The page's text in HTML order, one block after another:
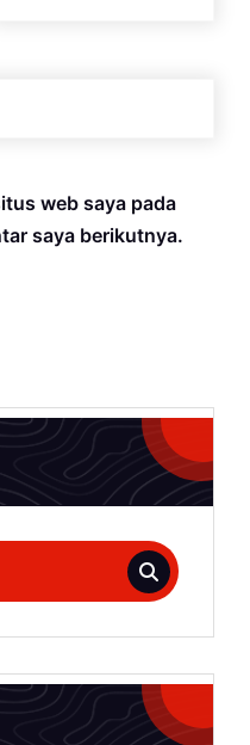
web saya pada
saya berikutnya.